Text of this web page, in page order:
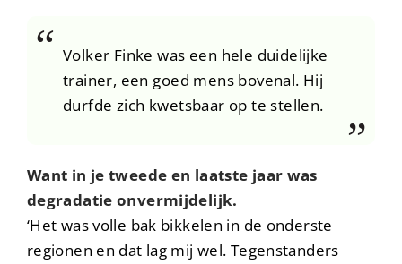
Volker Finke was een hele duidelijke
trainer, een goed mens bovenal. Hij
durfde zich kwetsbaar op te stellen.
Want in je tweede en laatste jaar was
degradatie onvermijdelijk.
‘Het was volle bak bikkelen in de onderste
regionen en dat lag mij wel. Tegenstanders